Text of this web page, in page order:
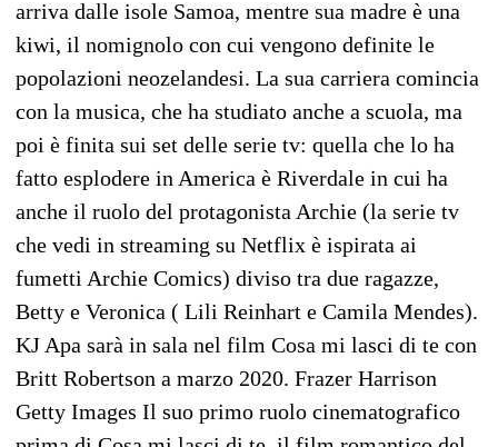
arriva dalle isole Samoa, mentre sua madre è una
kiwi, il nomignolo con cui vengono definite le
popolazioni neozelandesi. La sua carriera comincia
con la musica, che ha studiato anche a scuola, ma
poi è finita sui set delle serie tv: quella che lo ha
fatto esplodere in America è Riverdale in cui ha
anche il ruolo del protagonista Archie (la serie tv
che vedi in streaming su Netflix è ispirata ai
fumetti Archie Comics) diviso tra due ragazze,
Betty e Veronica ( Lili Reinhart e Camila Mendes).
KJ Apa sarà in sala nel film Cosa mi lasci di te con
Britt Robertson a marzo 2020. Frazer Harrison
Getty Images Il suo primo ruolo cinematografico